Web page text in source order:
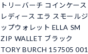
トリーバーチ コインケース
レディース エラ スモールジ
ップウォレット ELLA SM
ZIP WALLET ブラック
TORY BURCH 157505 001